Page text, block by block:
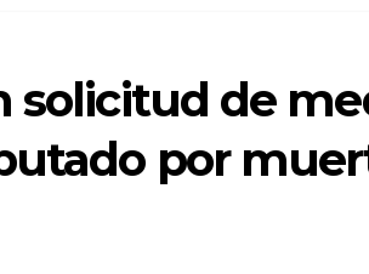
solicitud de
por